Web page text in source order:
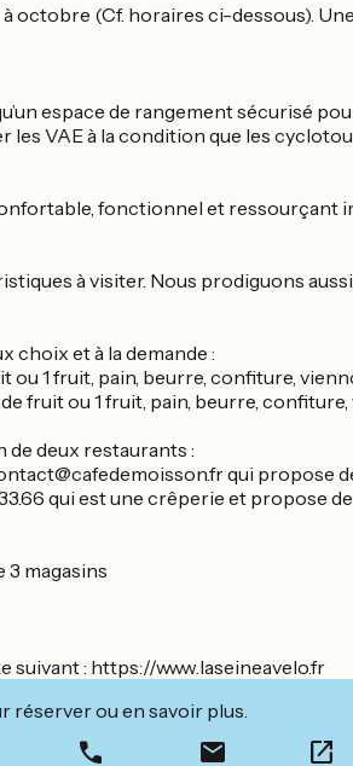
octobre (Cf. horaires ci-dessous).
espace de rangement sécurisé
VAE à la condition que les
fonctionnel et ressourçant
à visiter. Nous prodiguons
choix et à la demande :
ou 1 fruit, pain, beurre, confiture,
fruit ou 1 fruit, pain, beurre,
de deux restaurants :
qui
qui est une crêperie et propose
3 magasins
suivant : https://www.laseineavelo.fr
réserver ou en savoir plus.